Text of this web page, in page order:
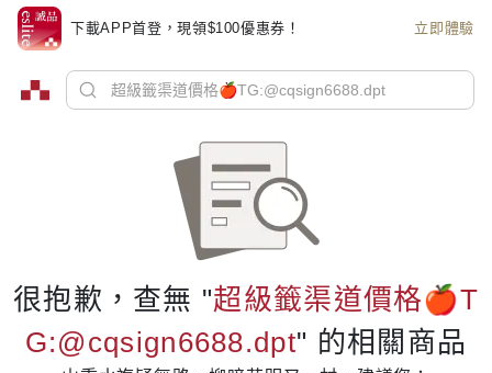
下載APP首登，現領$100優惠券！ 立即體驗
很抱歉，查無 "超級籤渠道價格🍎T
G:@cqsign6688.dpt" 的相關商品